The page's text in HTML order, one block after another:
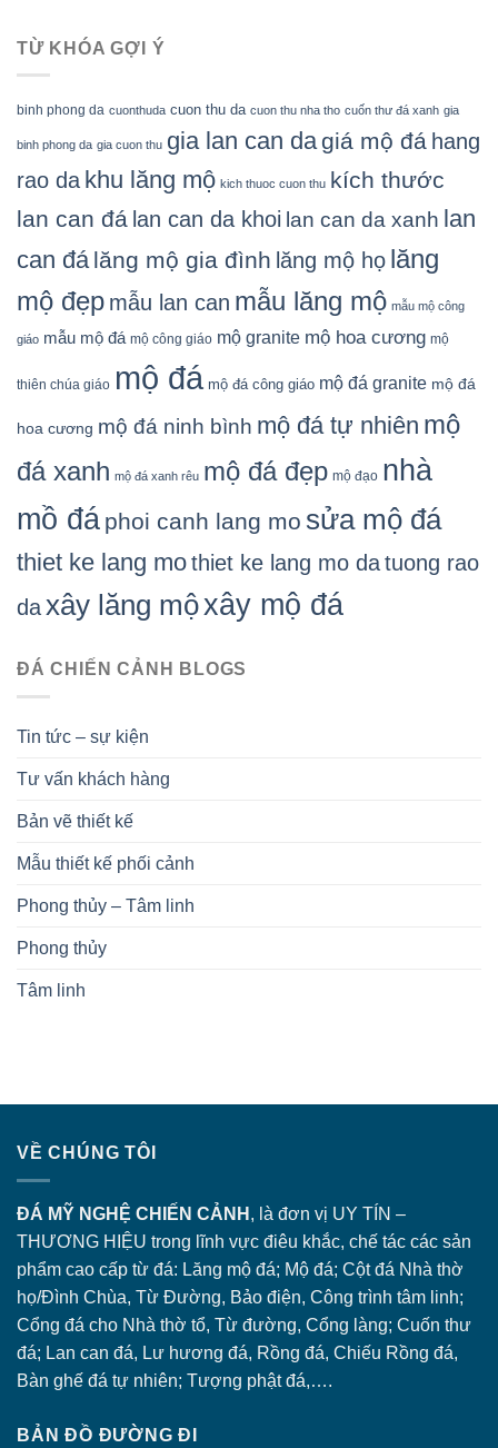
TỪ KHÓA GỢI Ý
binh phong da cuonthuda cuon thu da cuon thu nha tho cuốn thư đá xanh gia
binh phong da gia cuon thu gia lan can dagiá mộ đá hang
rao da khu lăng mộ kich thuoc cuon thu kích thước
lan can đá lan can da khoi lan can da xanh lan
can đá lăng mộ gia đình lăng mộ họ lăng
mộ đẹp mẫu lan can mẫu lăng mộ mẫu mộ công
giáo mẫu mộ đá mộ công giáo mộ granite mộ hoa cương mộ
thiên chúa giáo mộ đá mộ đá công giáo mộ đá granite mộ đá
hoa cương mộ đá ninh bình mộ đá tự nhiên mộ
đá xanh mộ đá xanh rêu mộ đá đẹp mộ đạo nhà
mồ đá phoi canh lang mo sửa mộ đá
thiet ke lang mothiet ke lang mo datuong rao
daxây lăng mộxây mộ đá
ĐÁ CHIẾN CẢNH BLOGS
Tin tức – sự kiện
Tư vấn khách hàng
Bản vẽ thiết kế
Mẫu thiết kế phối cảnh
Phong thủy – Tâm linh
Phong thủy
Tâm linh
VỀ CHÚNG TÔI
ĐÁ MỸ NGHỆ CHIẾN CẢNH , là đơn vị UY TÍN –
THƯƠNG HIỆU trong lĩnh vực điêu khắc, chế tác các sản
phẩm cao cấp từ đá: Lăng mộ đá; Mộ đá; Cột đá Nhà thờ
họ/Đình Chùa, Từ Đường, Bảo điện, Công trình tâm linh;
Cổng đá cho Nhà thờ tổ, Từ đường, Cổng làng; Cuốn thư
đá; Lan can đá, Lư hương đá, Rồng đá, Chiếu Rồng đá,
Bàn ghế đá tự nhiên; Tượng phật đá,….
BẢN ĐỒ ĐƯỜNG ĐI